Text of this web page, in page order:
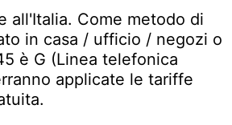
all'Italia. Come metodo di
in casa / ufficio / negozi o
è G (Linea telefonica
applicate le tariffe